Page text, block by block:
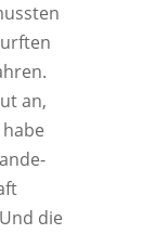
an,
die